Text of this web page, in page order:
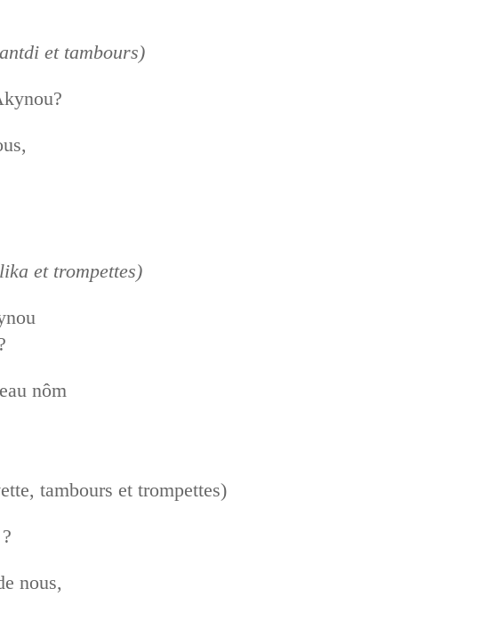
et tambours)
et trompettes)
nôm
tambours et trompettes)
nous,